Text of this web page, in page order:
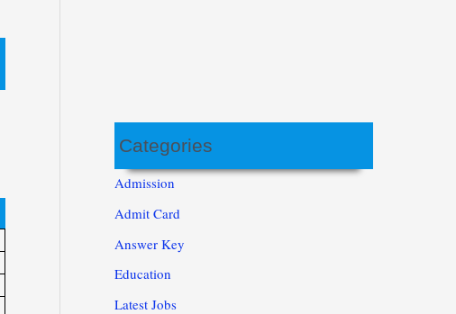
Categories
Admission
Admit Card
Answer Key
Education
Latest Jobs